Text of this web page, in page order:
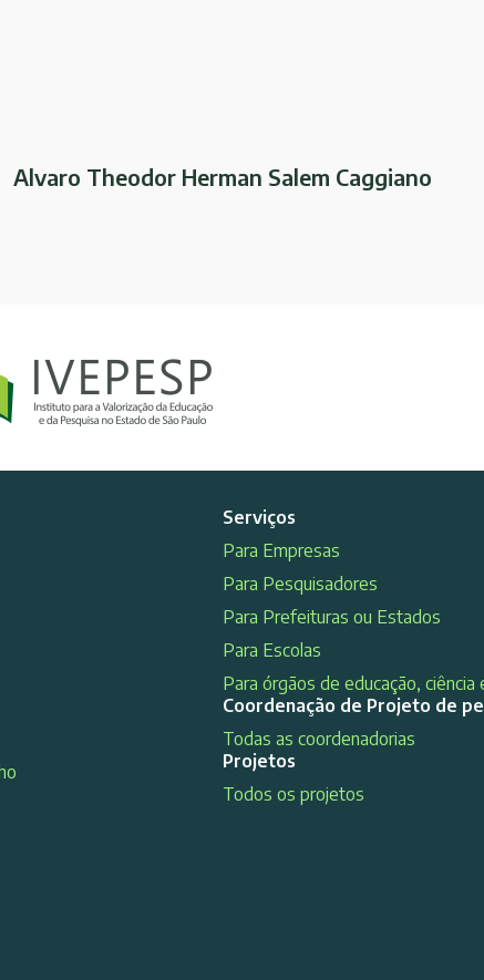
Alvaro Theodor Herman Salem Caggiano
Serviços
Para Empresas
Para Pesquisadores
Para Prefeituras ou Estados
Para Escolas
Para órgãos de educação, ciência
Coordenação de Projeto de
Todas as coordenadorias
Projetos
Todos os projetos